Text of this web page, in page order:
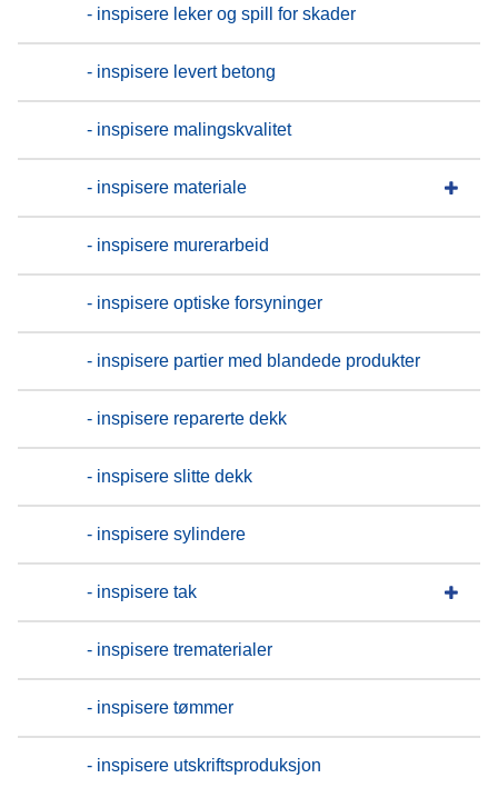
- inspisere leker og spill for skader
- inspisere levert betong
- inspisere malingskvalitet
- inspisere materiale
- inspisere murerarbeid
- inspisere optiske forsyninger
- inspisere partier med blandede produkter
- inspisere reparerte dekk
- inspisere slitte dekk
- inspisere sylindere
- inspisere tak
- inspisere trematerialer
- inspisere tømmer
- inspisere utskriftsproduksjon